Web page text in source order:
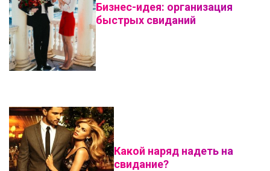
Бизнес-идея: организация
быстрых свиданий
Какой наряд надеть на
свидание?